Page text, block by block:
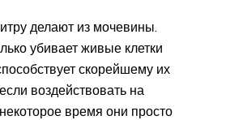
делают из мочевины.
убивает живые клетки
скорейшему их
воздействовать на
время они просто